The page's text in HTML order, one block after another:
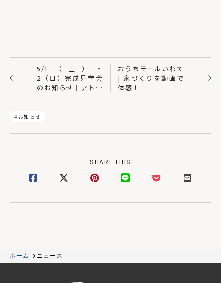
5/1（土）・
2（日）完成見学会
のお知らせ｜アトリ
エモノゴト
おうちモールいわて
| 家づくりを動画で
体感！
お知らせ
SHARE THIS
ホーム ニュース